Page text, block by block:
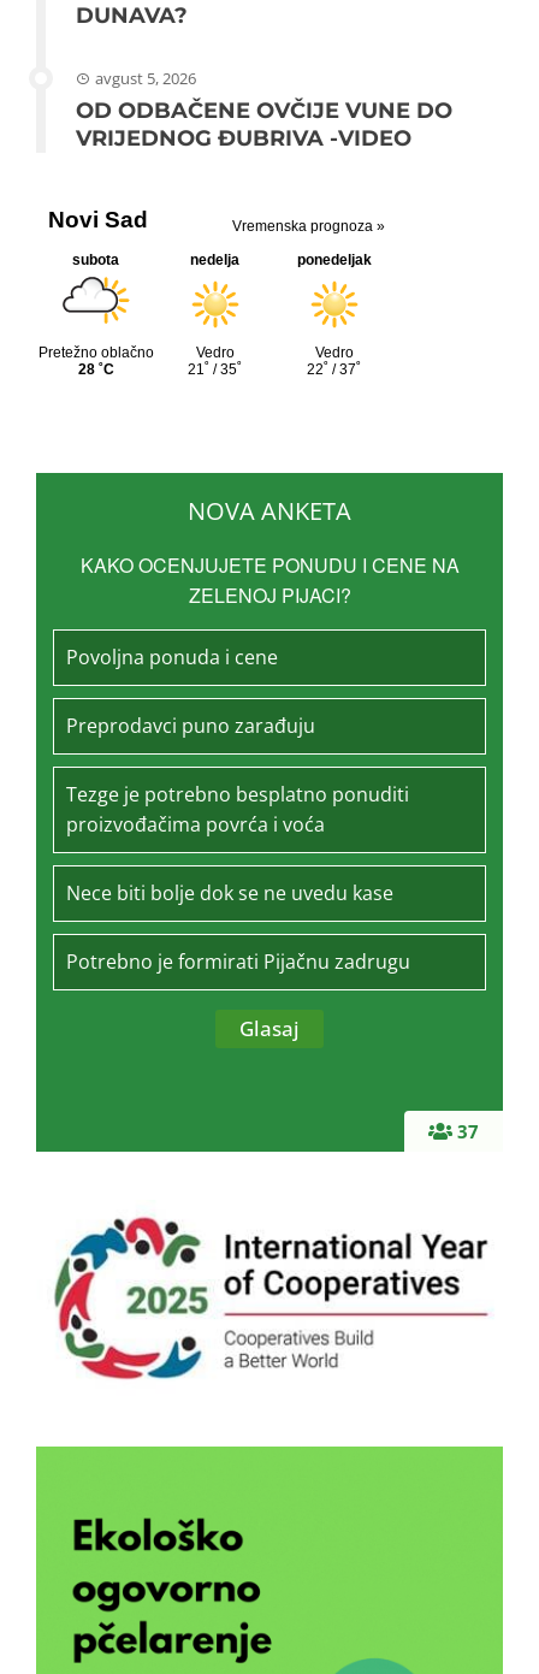
DUNAVA?
avgust 5, 2026
OD ODBAČENE OVČIJE VUNE DO
VRIJEDNOG ĐUBRIVA -VIDEO
37
NOVA ANKETA
KAKO OCENJUJETE PONUDU I CENE NA
ZELENOJ PIJACI?
Povoljna ponuda i cene
Preprodavci puno zarađuju
Tezge je potrebno besplatno ponuditi
proizvođačima povrća i voća
Nece biti bolje dok se ne uvedu kase
Potrebno je formirati Pijačnu zadrugu